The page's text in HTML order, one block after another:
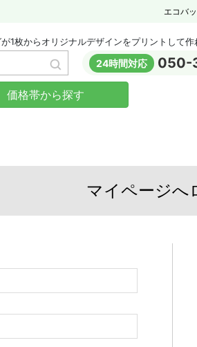
エコバ
1枚からオリジナルデザインをプリントして作
24時間対応 050-
価格帯から探す
マイページへ